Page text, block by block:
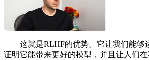
这就是RLHF的优势。它让我们能够
证明它能带来更好的模型，并且让人们